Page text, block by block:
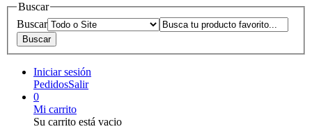
Buscar
Buscar
Iniciar sesión
PedidosSalir
0
Mi carrito
Su carrito está vacio